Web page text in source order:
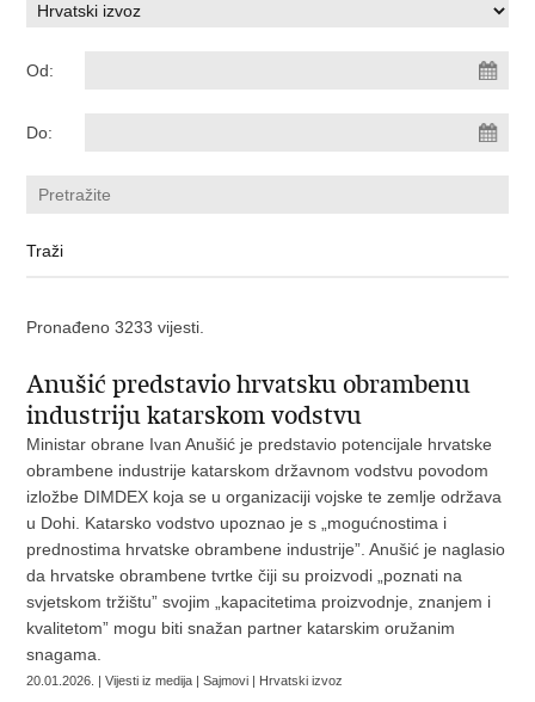
Od:
Do:
Pronađeno 3233 vijesti.
Anušić predstavio hrvatsku obrambenu
industriju katarskom vodstvu
Ministar obrane Ivan Anušić je predstavio potencijale hrvatske
obrambene industrije katarskom državnom vodstvu povodom
izložbe DIMDEX koja se u organizaciji vojske te zemlje održava
u Dohi. Katarsko vodstvo upoznao je s „mogućnostima i
prednostima hrvatske obrambene industrije”. Anušić je naglasio
da hrvatske obrambene tvrtke čiji su proizvodi „poznati na
svjetskom tržištu” svojim „kapacitetima proizvodnje, znanjem i
kvalitetom” mogu biti snažan partner katarskim oružanim
snagama.
20.01.2026. | Vijesti iz medija | Sajmovi | Hrvatski izvoz